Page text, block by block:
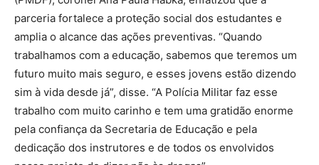
parceria fortalece a proteção social dos estudantes e
amplia o alcance das ações preventivas. “Quando
trabalhamos com a educação, sabemos que teremos um
futuro muito mais seguro, e esses jovens estão dizendo
sim à vida desde já”, disse. “A Polícia Militar faz esse
trabalho com muito carinho e tem uma gratidão enorme
pela confiança da Secretaria de Educação e pela
dedicação dos instrutores e de todos os envolvidos